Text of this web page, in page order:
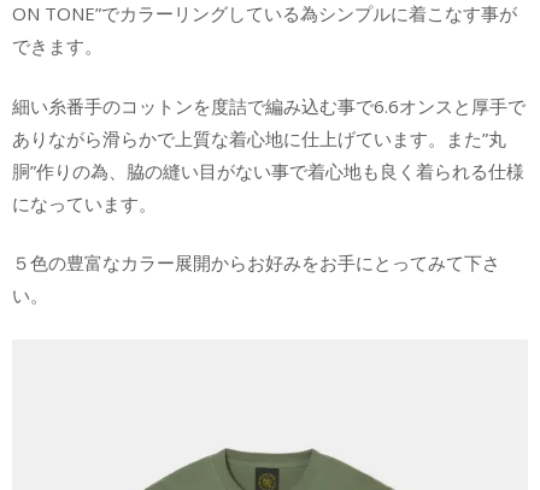
ON TONE”でカラーリングしている為シンプルに着こなす事が
できます。
細い糸番手のコットンを度詰で編み込む事で6.6オンスと厚手で
ありながら滑らかで上質な着心地に仕上げています。また”丸
胴”作りの為、脇の縫い目がない事で着心地も良く着られる仕様
になっています。
５色の豊富なカラー展開からお好みをお手にとってみて下さ
い。